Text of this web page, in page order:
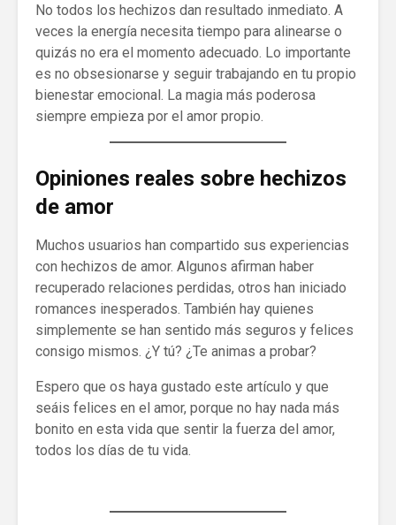
No todos los hechizos dan resultado inmediato. A
veces la energía necesita tiempo para alinearse o
quizás no era el momento adecuado. Lo importante
es no obsesionarse y seguir trabajando en tu propio
bienestar emocional. La magia más poderosa
siempre empieza por el amor propio.
Opiniones reales sobre hechizos
de amor
Muchos usuarios han compartido sus experiencias
con hechizos de amor. Algunos afirman haber
recuperado relaciones perdidas, otros han iniciado
romances inesperados. También hay quienes
simplemente se han sentido más seguros y felices
consigo mismos. ¿Y tú? ¿Te animas a probar?
Espero que os haya gustado este artículo y que
seáis felices en el amor, porque no hay nada más
bonito en esta vida que sentir la fuerza del amor,
todos los días de tu vida.